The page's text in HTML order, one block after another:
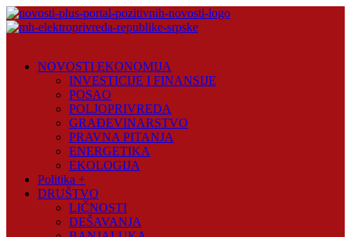
Skip
to
NOVOSTI EKONOMIJA
INVESTICIJE I FINANSIJE
POSAO
POLJOPRIVREDA
GRAĐEVINARSTVO
PRAVNA PITANJA
ENERGETIKA
EKOLOGIJA
Politika +
DRUŠTVO
LIČNOSTI
DEŠAVANJA